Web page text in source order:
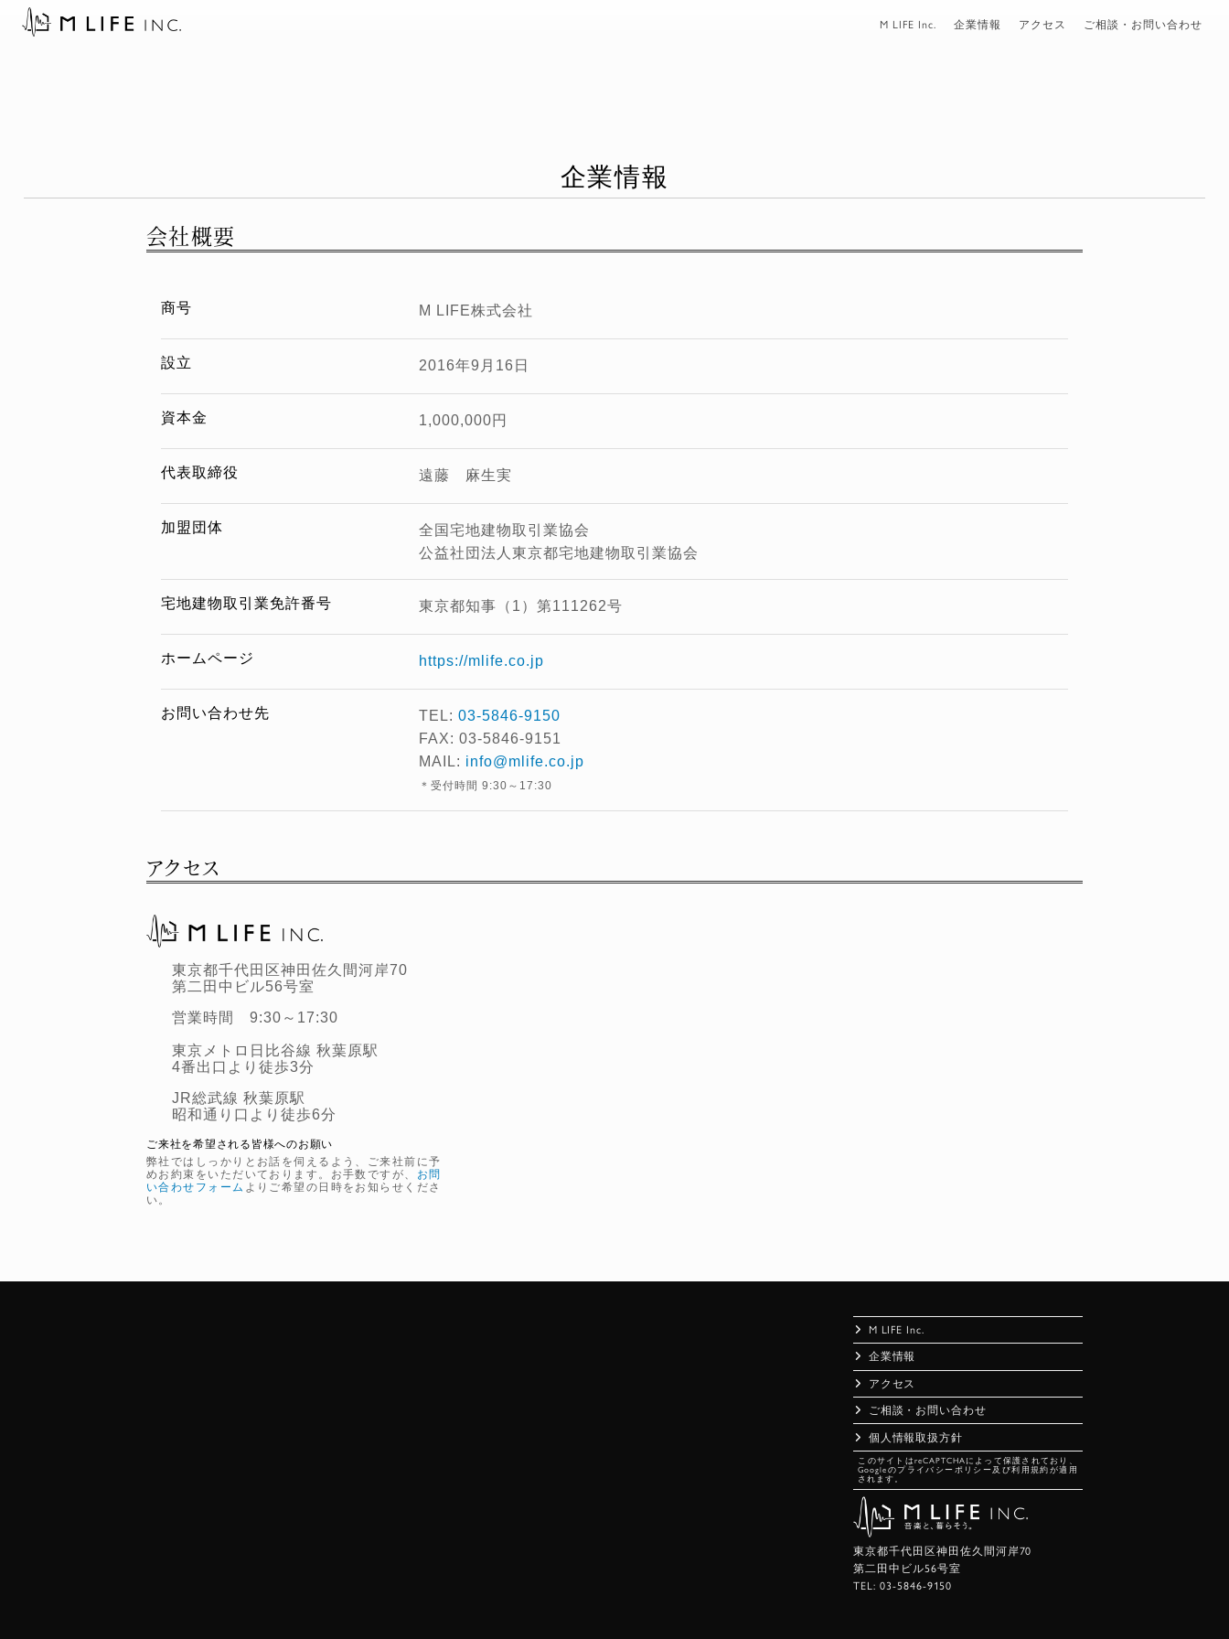
Skip
M LIFE Inc. 企業情報 アクセス ご相談・お問い合わせ
企業情報
会社概要
商号 M LIFE株式会社
設立 2016年9月16日
資本金 1,000,000円
代表取締役 遠藤 麻生実
加盟団体
全国宅地建物取引業協会
公益社団法人東京都宅地建物取引業協会
宅地建物取引業免許番号 東京都知事（1）第111262号
ホームページ https://mlife.co.jp
お問い合わせ先 TEL:03-5846-9150
FAX: 03-5846-9151
MAIL: info@mlife.co.jp
＊受付時間 9:30～17:30
アクセス
東京都千代田区神田佐久間河岸70
第二田中ビル56号室
営業時間 9:30～17:30
東京メトロ日比谷線 秋葉原駅
4番出口より徒歩3分
JR総武線 秋葉原駅
昭和通り口より徒歩6分
ご来社を希望される皆様へのお願い
弊社ではしっかりとお話を伺えるよう、ご来社前に予
めお約束をいただいております。お手数ですが、 お問
い合わせフォーム よりご希望の日時をお知らせくださ
い。
M LIFE Inc.
企業情報
アクセス
ご相談・お問い合わせ
個人情報取扱方針
このサイトはreCAPTCHAによって保護されており、
Googleのプライバシーポリシー及び利用規約が適用
されます。
東京都千代田区神田佐久間河岸70
第二田中ビル56号室
TEL: 03-5846-9150